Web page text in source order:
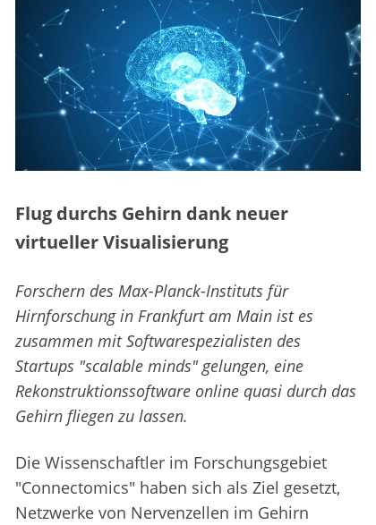
Flug durchs Gehirn dank neuer
virtueller Visualisierung
Forschern des Max-Planck-Instituts für
Hirnforschung in Frankfurt am Main ist es
zusammen mit Softwarespezialisten des
Startups "scalable minds" gelungen, eine
Rekonstruktionssoftware online quasi durch das
Gehirn fliegen zu lassen.
Die Wissenschaftler im Forschungsgebiet
"Connectomics" haben sich als Ziel gesetzt,
Netzwerke von Nervenzellen im Gehirn